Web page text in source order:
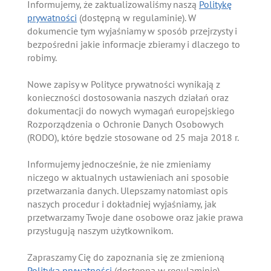
Informujemy, że zaktualizowaliśmy naszą Politykę
prywatności (dostępną w regulaminie). W
dokumencie tym wyjaśniamy w sposób przejrzysty i
bezpośredni jakie informacje zbieramy i dlaczego to
robimy.
Nowe zapisy w Polityce prywatności wynikają z
konieczności dostosowania naszych działań oraz
dokumentacji do nowych wymagań europejskiego
Rozporządzenia o Ochronie Danych Osobowych
(RODO), które będzie stosowane od 25 maja 2018 r.
Informujemy jednocześnie, że nie zmieniamy
niczego w aktualnych ustawieniach ani sposobie
przetwarzania danych. Ulepszamy natomiast opis
naszych procedur i dokładniej wyjaśniamy, jak
przetwarzamy Twoje dane osobowe oraz jakie prawa
przysługują naszym użytkownikom.
Zapraszamy Cię do zapoznania się ze zmienioną